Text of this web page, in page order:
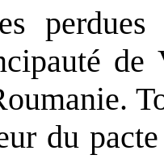
de
du